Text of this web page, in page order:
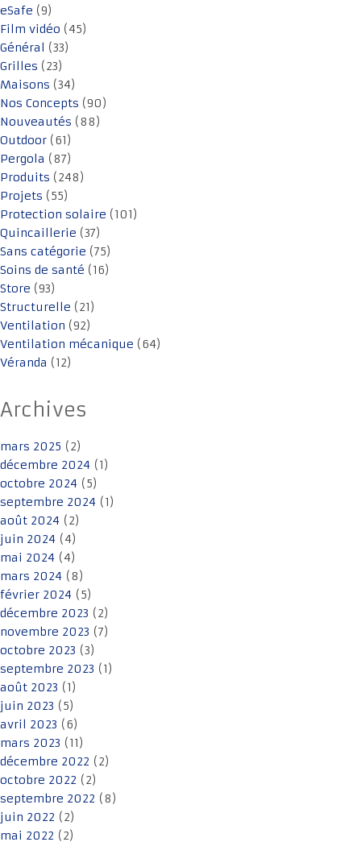
eSafe (9)
Film vidéo (45)
Général (33)
Grilles (23)
Maisons (34)
Nos Concepts (90)
Nouveautés (88)
Outdoor (61)
Pergola (87)
Produits (248)
Projets (55)
Protection solaire (101)
Quincaillerie (37)
Sans catégorie (75)
Soins de santé (16)
Store (93)
Structurelle (21)
Ventilation (92)
Ventilation mécanique (64)
Véranda (12)
Archives
mars 2025 (2)
décembre 2024 (1)
octobre 2024 (5)
septembre 2024 (1)
août 2024 (2)
juin 2024 (4)
mai 2024 (4)
mars 2024 (8)
février 2024 (5)
décembre 2023 (2)
novembre 2023 (7)
octobre 2023 (3)
septembre 2023 (1)
août 2023 (1)
juin 2023 (5)
avril 2023 (6)
mars 2023 (11)
décembre 2022 (2)
octobre 2022 (2)
septembre 2022 (8)
juin 2022 (2)
mai 2022 (2)